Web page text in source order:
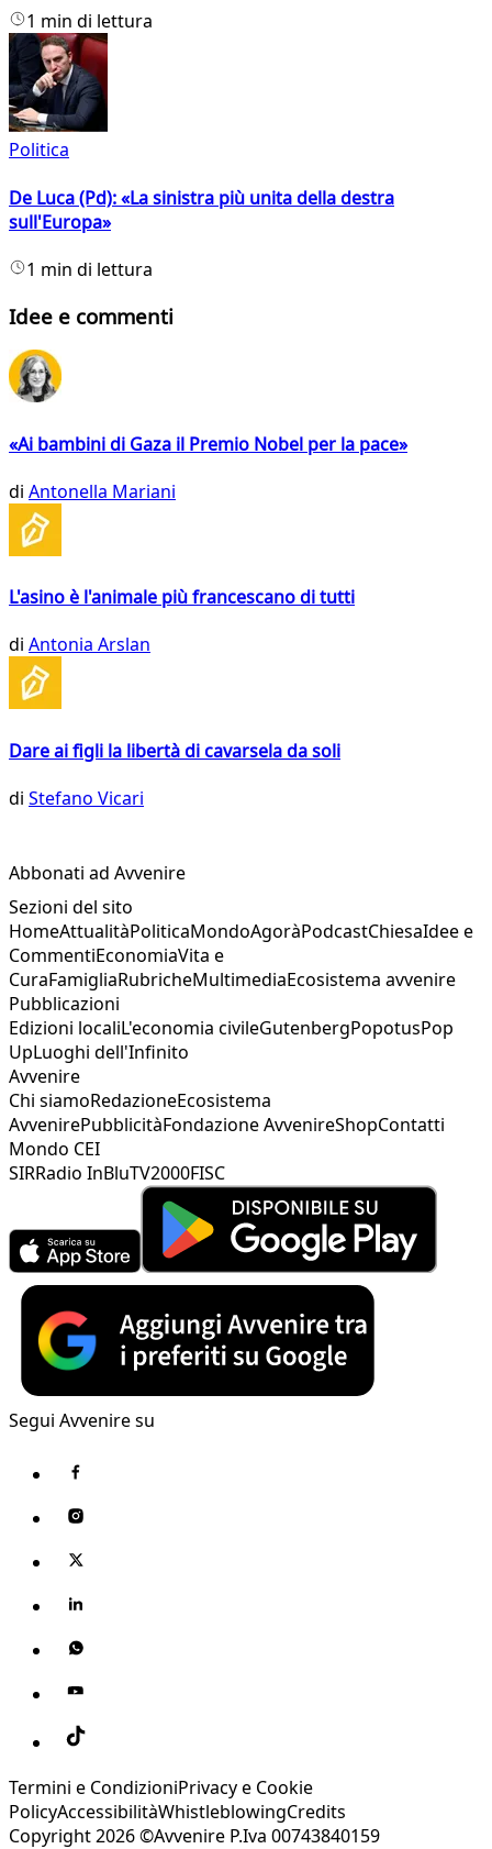
1 min di lettura
Politica
De Luca (Pd): «La sinistra più unita della destra
sull'Europa»
1 min di lettura
Idee e commenti
«Ai bambini di Gaza il Premio Nobel per la pace»
di Antonella Mariani
L'asino è l'animale più francescano di tutti
di Antonia Arslan
Dare ai figli la libertà di cavarsela da soli
di Stefano Vicari
Abbonati ad Avvenire
Sezioni del sito
HomeAttualitàPoliticaMondoAgoràPodcastChiesaIdee e
CommentiEconomiaVita e
CuraFamigliaRubricheMultimediaEcosistema avvenire
Pubblicazioni
Edizioni localiL'economia civileGutenbergPopotusPop
UpLuoghi dell'Infinito
Avvenire
Chi siamoRedazioneEcosistema
AvvenirePubblicitàFondazione AvvenireShopContatti
Mondo CEI
SIRRadio InBluTV2000FISC
Segui Avvenire su
Termini e CondizioniPrivacy e Cookie
PolicyAccessibilitàWhistleblowingCredits
Copyright 2026 ©Avvenire P.Iva 00743840159